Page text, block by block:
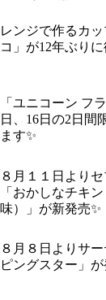
レンジで作るカ
コ」が12年ぶり
「ユニコーン フ
日、16日の2日間
ます✨
８月１１日より
「おかしなチキ
味）」が新発売✨
８月８日よりサ
ピングスター」